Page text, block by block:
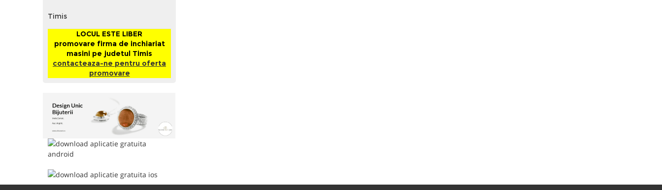
Timis
LOCUL ESTE LIBER
promovare firma de inchiariat
masini pe judetul Timis
contacteaza-ne pentru oferta
promovare